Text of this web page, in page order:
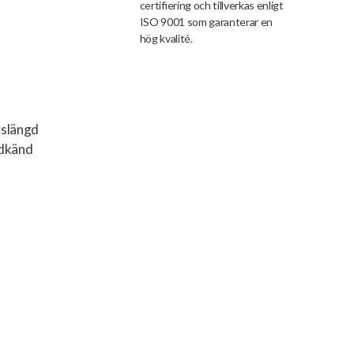
certifiering och tillverkas enligt
ISO 9001 som garanterar en
hög kvalité.